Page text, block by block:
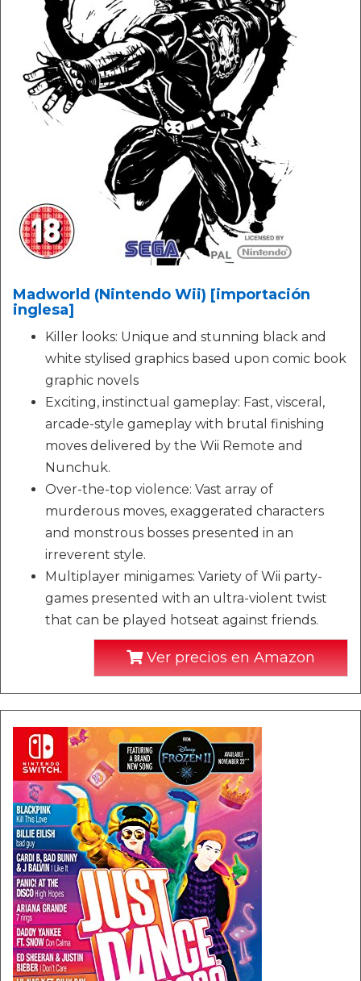
Madworld (Nintendo Wii) [importación
inglesa]
Killer looks: Unique and stunning black and
white stylised graphics based upon comic book
graphic novels
Exciting, instinctual gameplay: Fast, visceral,
arcade-style gameplay with brutal finishing
moves delivered by the Wii Remote and
Nunchuk.
Over-the-top violence: Vast array of
murderous moves, exaggerated characters
and monstrous bosses presented in an
irreverent style.
Multiplayer minigames: Variety of Wii party-
games presented with an ultra-violent twist
that can be played hotseat against friends.
Ver precios en Amazon